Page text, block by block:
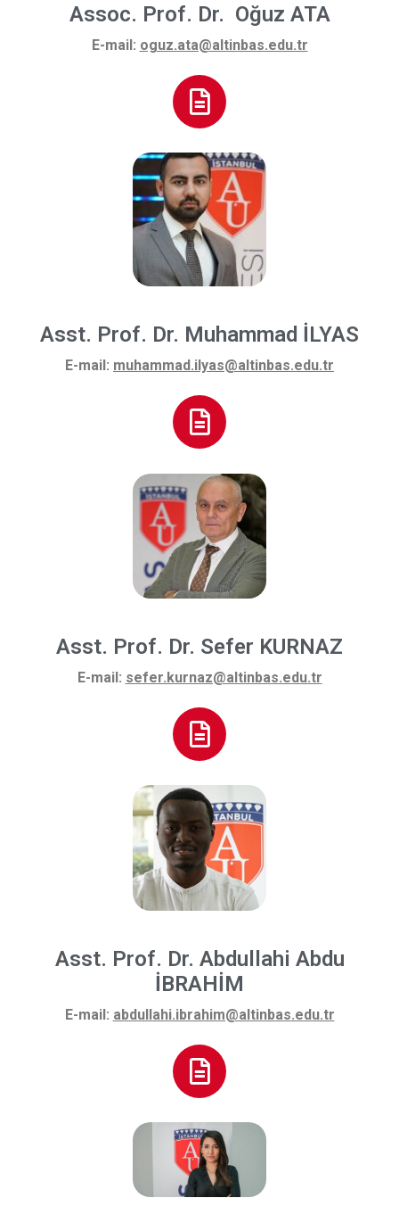
Assoc. Prof. Dr. Oğuz ATA
E-mail: oguz.ata@altinbas.edu.tr
Asst. Prof. Dr. Muhammad İLYAS
E-mail: muhammad.ilyas@altinbas.edu.tr
Asst. Prof. Dr. Sefer KURNAZ
E-mail: sefer.kurnaz@altinbas.edu.tr
Asst. Prof. Dr. Abdullahi Abdu
İBRAHİM
E-mail: abdullahi.ibrahim@altinbas.edu.tr